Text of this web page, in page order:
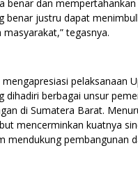
benar dan mempertahankan
benar justru dapat
tegasnya.
pelaksanaan
dihadiri berbagai unsur
di Sumatera Barat.
mencerminkan kuatnya
mendukung pembangunan